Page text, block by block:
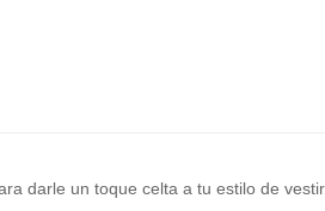
darle un toque celta a tu estilo de vestir.